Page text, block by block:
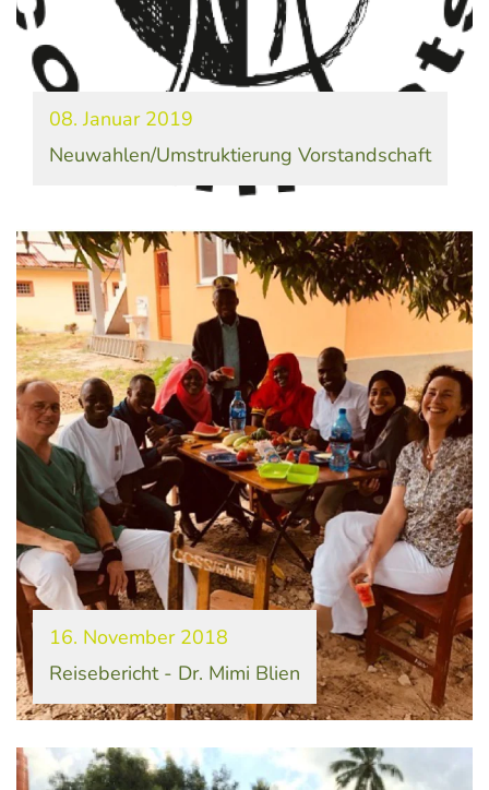
08. Januar 2019
Neuwahlen/Umstruktierung Vorstandschaft
16. November 2018
Reisebericht - Dr. Mimi Blien